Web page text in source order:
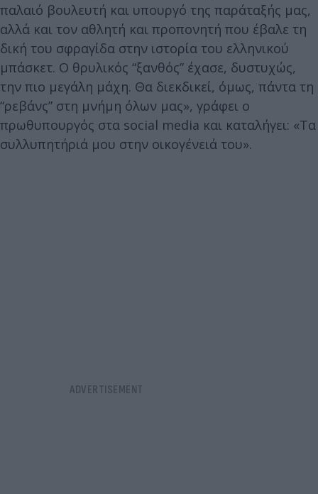
παλαιό βουλευτή και υπουργό της παράταξής μας,
αλλά και τον αθλητή και προπονητή που έβαλε τη
δική του σφραγίδα στην ιστορία του ελληνικού
μπάσκετ. Ο θρυλικός “ξανθός” έχασε, δυστυχώς,
την πιο μεγάλη μάχη. Θα διεκδικεί, όμως, πάντα τη
“ρεβάνς” στη μνήμη όλων μας», γράφει ο
πρωθυπουργός στα social media και καταλήγει: «Τα
συλλυπητήριά μου στην οικογένειά του».